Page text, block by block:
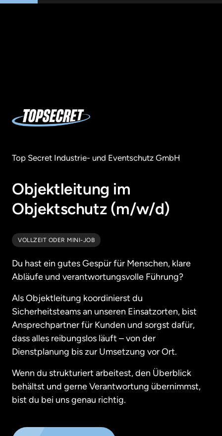
Top Secret Industrie- und Eventschutz GmbH
Objektleitung im
Objektschutz (m/w/d)
VOLLZEIT ODER MINI-JOB
Du hast ein gutes Gespür für Menschen, klare
Abläufe und verantwortungsvolle Führung?
Als Objektleitung koordinierst du
Sicherheitsteams an unseren Einsatzorten, bist
Ansprechpartner für Kunden und sorgst dafür,
dass alles reibungslos läuft – von der
Dienstplanung bis zur Umsetzung vor Ort.
Wenn du strukturiert arbeitest, den Überblick
behältst und gerne Verantwortung übernimmst,
bist du bei uns genau richtig.